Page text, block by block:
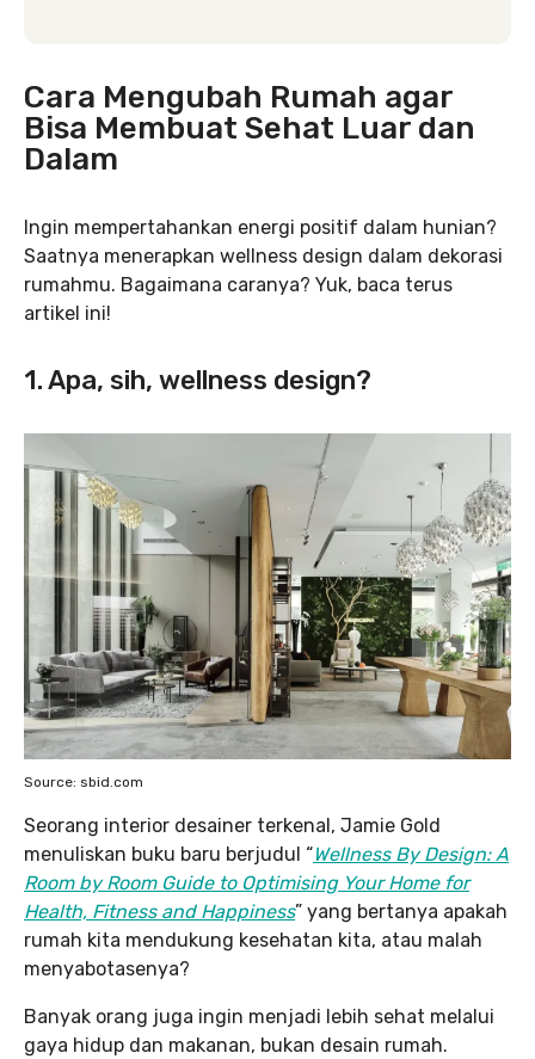
Cara Mengubah Rumah agar
Bisa Membuat Sehat Luar dan
Dalam
Ingin mempertahankan energi positif dalam hunian?
Saatnya menerapkan wellness design dalam dekorasi
rumahmu. Bagaimana caranya? Yuk, baca terus
artikel ini!
1. Apa, sih, wellness design?
Source: sbid.com
Seorang interior desainer terkenal, Jamie Gold
menuliskan buku baru berjudul “Wellness By Design: A
Room by Room Guide to Optimising Your Home for
Health, Fitness and Happiness” yang bertanya apakah
rumah kita mendukung kesehatan kita, atau malah
menyabotasenya?
Banyak orang juga ingin menjadi lebih sehat melalui
gaya hidup dan makanan, bukan desain rumah.